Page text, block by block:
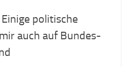
politische
auch auf Bundes-